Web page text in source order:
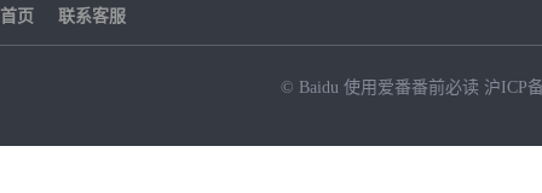
首页 联系客服
© Baidu 使用爱番番前必读 沪ICP